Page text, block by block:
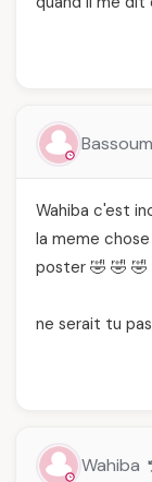
Bassoum
Wahiba c'est
la meme
poster 🤣 🤣 🤣
ne serait tu
Wahiba